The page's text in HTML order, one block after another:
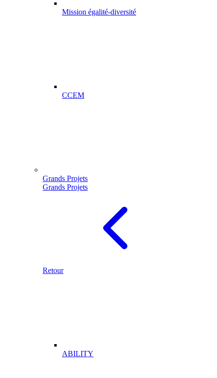
Mission égalité-diversité
CCEM
Grands Projets
Grands Projets
Retour
ABILITY